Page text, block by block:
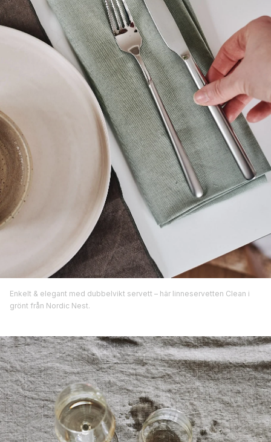
Enkelt & elegant med dubbelvikt servett – här linneservetten Clean i
grönt från Nordic Nest.